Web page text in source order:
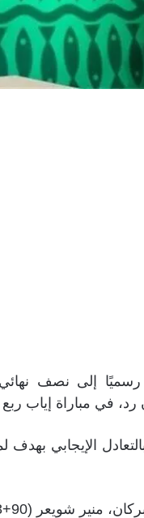
إلى نصف
في مباراة إياب ربع
ليمنح فريقه بطاقة التأهل.